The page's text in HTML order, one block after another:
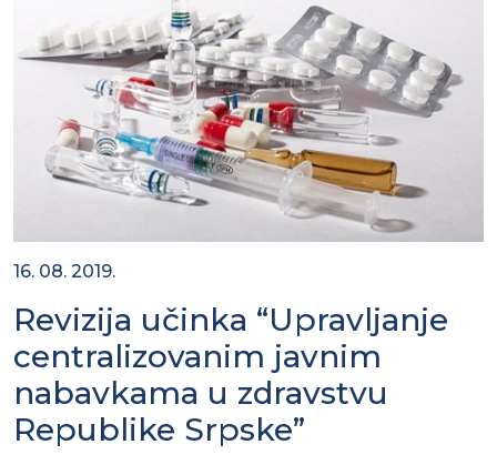
16. 08. 2019.
Revizija učinka “Upravljanje
centralizovanim javnim
nabavkama u zdravstvu
Republike Srpske”